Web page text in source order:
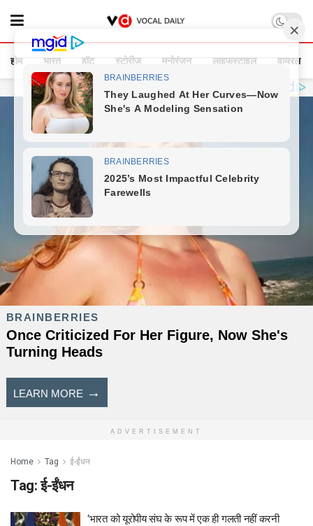
होम भारत हॉट स्टोरीज मनोरंजन लाइफस्टाइल वायरल
ADVERTISEMENT
Home Tag ई-ईंधन
Tag:ई-ईंधन
‘भारत को यूरोपीय संघ के रूप में एक ही गलती नहीं करनी